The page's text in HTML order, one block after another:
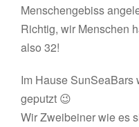
Menschengebiss
Richtig, wir Menschen
also 32!
Im Hause
geputzt 😉
Wir Zweibeiner wie es